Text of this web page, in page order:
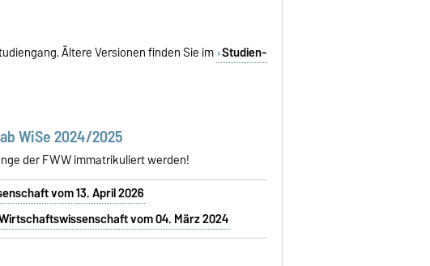
Ältere Versionen finden Sie im Studien-
WiSe 2024/2025
der FWW immatrikuliert werden!
vom 13. April 2026
vom 04. März 2024